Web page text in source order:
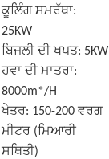
ਕੂਲਿੰਗ ਸਮਰੱਥਾ:
25KW
ਬਿਜਲੀ ਦੀ ਖਪਤ: 5KW
ਹਵਾ ਦੀ ਮਾਤਰਾ:
8000m*/H
ਖੇਤਰ: 150-200 ਵਰਗ
ਮੀਟਰ (ਮਿਆਰੀ
ਸਥਿਤੀ)